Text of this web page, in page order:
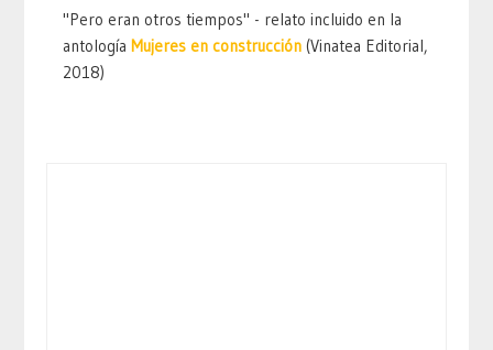
"Pero eran otros tiempos" - relato incluido en la
antologíaMujeres en construcción (Vinatea Editorial,
2018)